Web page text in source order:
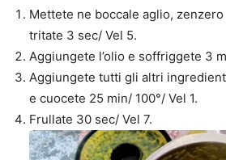
Mettete ne boccale aglio,
tritate 3 sec/ Vel 5.
Aggiungete l’olio e soffriggete 3
Aggiungete tutti gli altri
e cuocete 25 min/ 100°/ Vel 1.
Frullate 30 sec/ Vel 7.